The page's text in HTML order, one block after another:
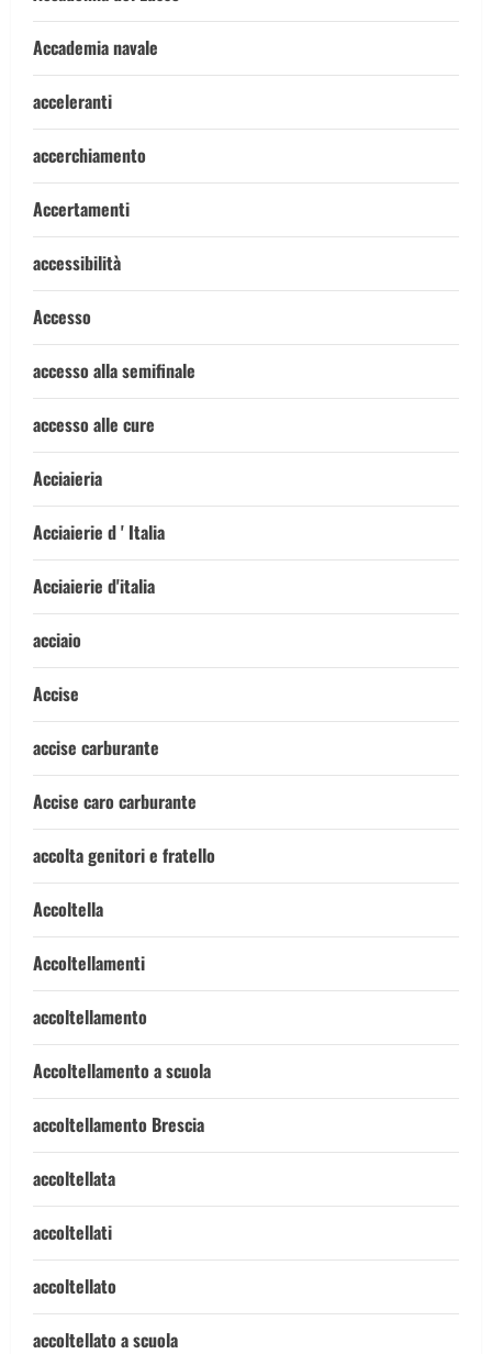
Accademia navale
acceleranti
accerchiamento
Accertamenti
accessibilità
Accesso
accesso alla semifinale
accesso alle cure
Acciaieria
Acciaierie d ' Italia
Acciaierie d'italia
acciaio
Accise
accise carburante
Accise caro carburante
accolta genitori e fratello
Accoltella
Accoltellamenti
accoltellamento
Accoltellamento a scuola
accoltellamento Brescia
accoltellata
accoltellati
accoltellato
accoltellato a scuola